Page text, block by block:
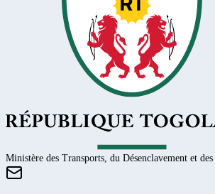
Ministère des Transports, du Désenclavement et des